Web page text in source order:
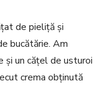
de pieliță și
bucătărie. Am
și un cățel de usturoi
crema obținută